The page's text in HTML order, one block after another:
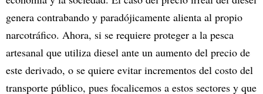
genera contrabando y paradójicamente alienta al propio
narcotráfico. Ahora, si se requiere proteger a la pesca
artesanal que utiliza diesel ante un aumento del precio de
este derivado, o se quiere evitar incrementos del costo del
transporte público, pues focalicemos a estos sectores y que